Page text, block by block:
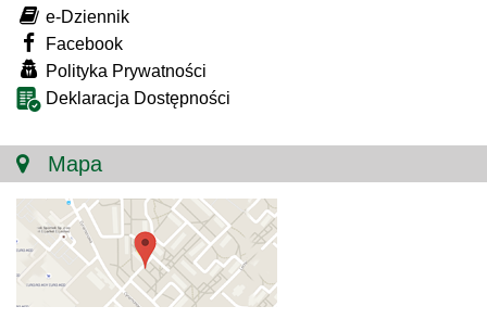
e-Dziennik
Facebook
Polityka Prywatności
Deklaracja Dostępności
Mapa